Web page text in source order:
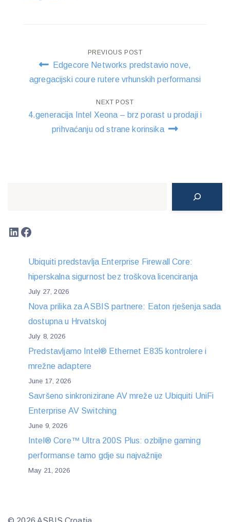
Post
navigation
PREVIOUS POST
Edgecore Networks predstavio nove,
agregacijski coure rutere vrhunskih performansi
NEXT POST
4.generacija Intel Xeona – brz porast u prodaji i
prihvaćanju od strane korinsika
LinkedIn
Facebook
Ubiquiti predstavlja Enterprise Firewall Core:
hiperskalna sigurnost bez troškova licenciranja
July 27, 2026
Nova prilika za ASBIS partnere: Eaton rješenja sada
dostupna u Hrvatskoj
July 8, 2026
Predstavljamo Intel® Ethernet E835 kontrolere i
mrežne adaptere
June 17, 2026
Savršeno sinkronizirane AV mreže uz Ubiquiti UniFi
Enterprise AV Switching
June 9, 2026
Intel® Core™ Ultra 200S Plus: ozbiljne gaming
performanse tamo gdje su najvažnije
May 21, 2026